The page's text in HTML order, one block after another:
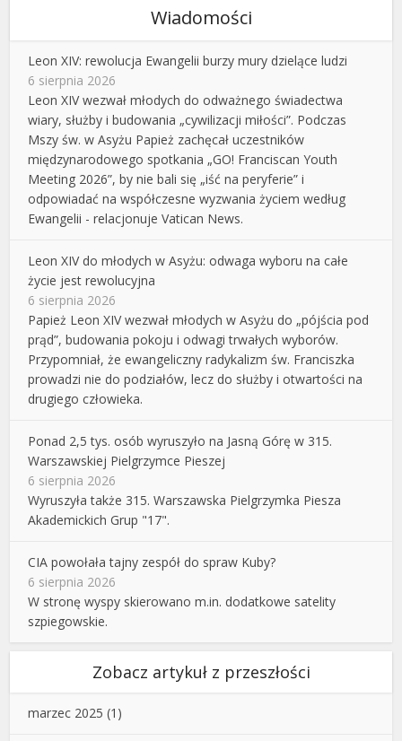
Wiadomości
Leon XIV: rewolucja Ewangelii burzy mury dzielące ludzi
6 sierpnia 2026
Leon XIV wezwał młodych do odważnego świadectwa
wiary, służby i budowania „cywilizacji miłości”. Podczas
Mszy św. w Asyżu Papież zachęcał uczestników
międzynarodowego spotkania „GO! Franciscan Youth
Meeting 2026”, by nie bali się „iść na peryferie” i
odpowiadać na współczesne wyzwania życiem według
Ewangelii - relacjonuje Vatican News.
Leon XIV do młodych w Asyżu: odwaga wyboru na całe
życie jest rewolucyjna
6 sierpnia 2026
Papież Leon XIV wezwał młodych w Asyżu do „pójścia pod
prąd”, budowania pokoju i odwagi trwałych wyborów.
Przypomniał, że ewangeliczny radykalizm św. Franciszka
prowadzi nie do podziałów, lecz do służby i otwartości na
drugiego człowieka.
Ponad 2,5 tys. osób wyruszyło na Jasną Górę w 315.
Warszawskiej Pielgrzymce Pieszej
6 sierpnia 2026
Wyruszyła także 315. Warszawska Pielgrzymka Piesza
Akademickich Grup "17".
CIA powołała tajny zespół do spraw Kuby?
6 sierpnia 2026
W stronę wyspy skierowano m.in. dodatkowe satelity
szpiegowskie.
Zobacz artykuł z przeszłości
marzec 2025 (1)